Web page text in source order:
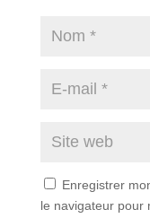
Enregistrer
le navigateur pour